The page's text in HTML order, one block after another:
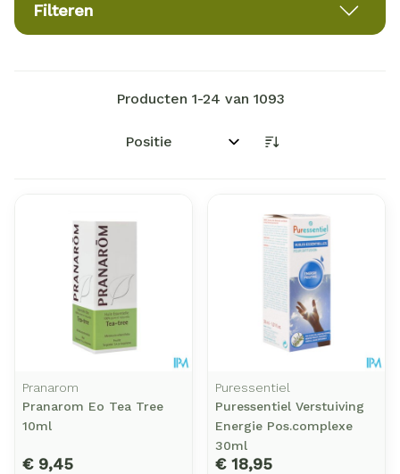
Filteren
Producten 1-24 van 1093
Sorteer op:
Pranarom
Pranarom Eo Tea Tree
10ml
€ 9,45
Puressentiel
Puressentiel Verstuiving
Energie Pos.complexe
30ml
€ 18,95